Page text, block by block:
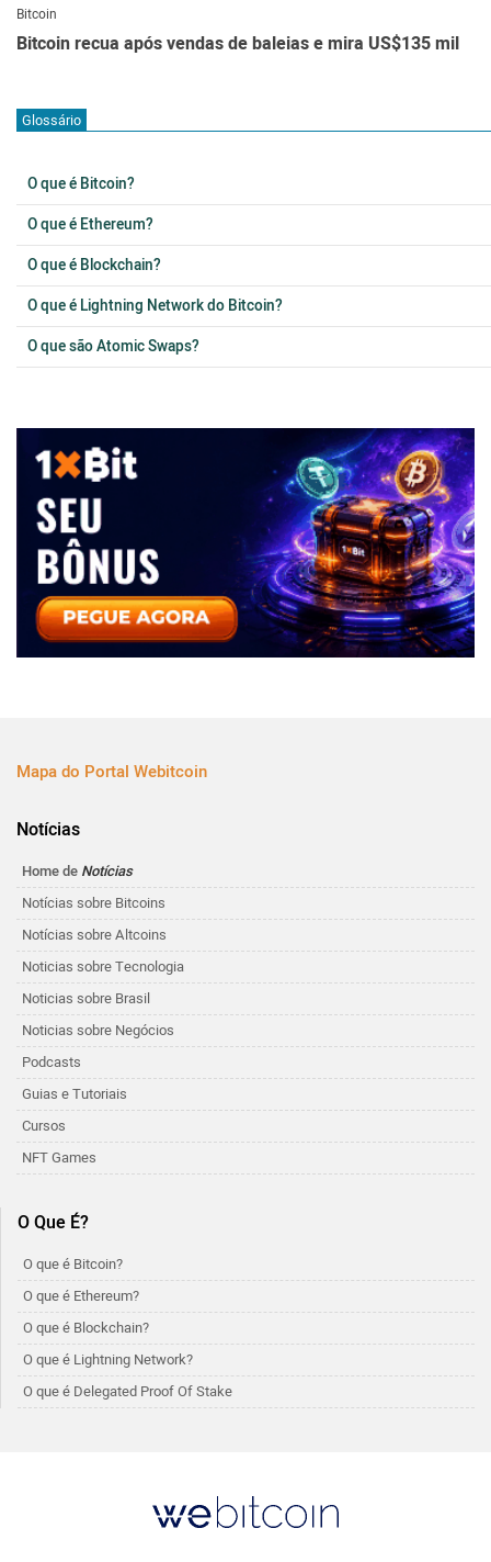
Bitcoin
Bitcoin recua após vendas de baleias e mira US$135 mil
Glossário
O que é Bitcoin?
O que é Ethereum?
O que é Blockchain?
O que é Lightning Network do Bitcoin?
O que são Atomic Swaps?
Mapa do Portal Webitcoin
Notícias
Home de Notícias
Notícias sobre Bitcoins
Notícias sobre Altcoins
Noticias sobre Tecnologia
Noticias sobre Brasil
Noticias sobre Negócios
Podcasts
Guias e Tutoriais
Cursos
NFT Games
O Que É?
O que é Bitcoin?
O que é Ethereum?
O que é Blockchain?
O que é Lightning Network?
O que é Delegated Proof Of Stake